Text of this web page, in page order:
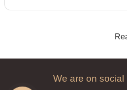
We are on social